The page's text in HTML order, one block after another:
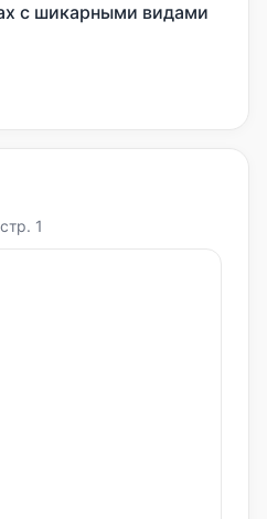
с шикарными видами
1